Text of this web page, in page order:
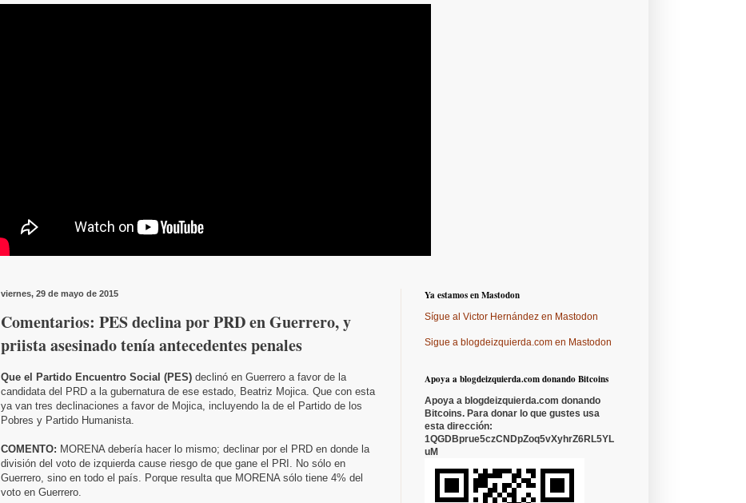
viernes, 29 de mayo de 2015
Comentarios: PES declina por PRD en Guerrero, y
priista asesinado tenía antecedentes penales
Que el Partido Encuentro Social (PES) declinó en Guerrero a favor de la
candidata del PRD a la gubernatura de ese estado, Beatriz Mojica. Que con esta
ya van tres declinaciones a favor de Mojica, incluyendo la de el Partido de los
Pobres y Partido Humanista.
COMENTO: MORENA debería hacer lo mismo; declinar por el PRD en donde la
división del voto de izquierda cause riesgo de que gane el PRI. No sólo en
Guerrero, sino en todo el país. Porque resulta que MORENA sólo tiene 4% del
voto en Guerrero.
Ya estamos en Mastodon
Sígue al Victor Hernández en Mastodon
Sigue a blogdeizquierda.com en Mastodon
Apoya a blogdeizquierda.com donando Bitcoins
Apoya a blogdeizquierda.com donando
Bitcoins. Para donar lo que gustes usa
esta dirección:
1QGDBprue5czCNDpZoq5vXyhrZ6RL5YL
uM